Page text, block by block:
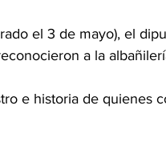
el 3 de mayo), el
a la
e historia de quienes